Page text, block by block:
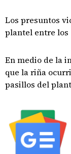
Los presuntos
plantel entre los
En medio de la
que la riña
pasillos del